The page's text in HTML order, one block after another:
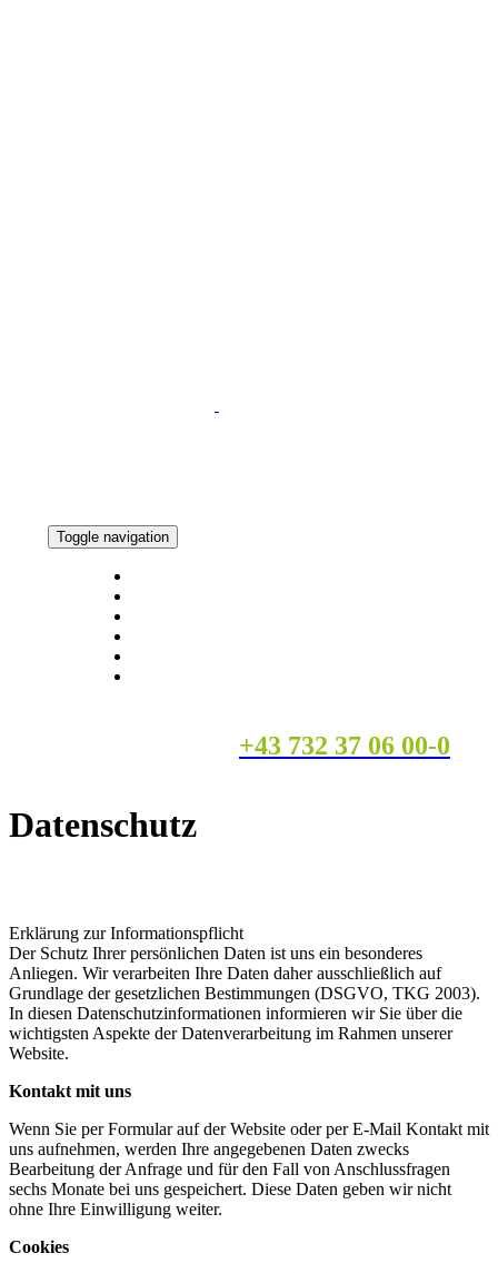
Toggle navigation
+43 732 37 06 00-0
Datenschutz
Erklärung zur Informationspflicht
Der Schutz Ihrer persönlichen Daten ist uns ein besonderes
Anliegen. Wir verarbeiten Ihre Daten daher ausschließlich auf
Grundlage der gesetzlichen Bestimmungen (DSGVO, TKG 2003).
In diesen Datenschutzinformationen informieren wir Sie über die
wichtigsten Aspekte der Datenverarbeitung im Rahmen unserer
Website.
Kontakt mit uns
Wenn Sie per Formular auf der Website oder per E-Mail Kontakt mit
uns aufnehmen, werden Ihre angegebenen Daten zwecks
Bearbeitung der Anfrage und für den Fall von Anschlussfragen
sechs Monate bei uns gespeichert. Diese Daten geben wir nicht
ohne Ihre Einwilligung weiter.
Cookies